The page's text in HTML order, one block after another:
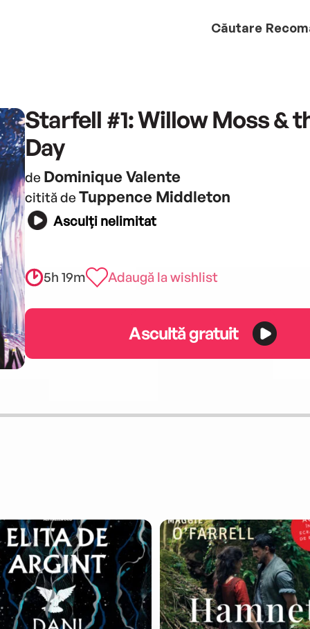
Căutare
Starfell #1: Willow Moss &
Day
de Dominique Valente
citită de Tuppence Middleton
Asculți nelimitat
5h 19m Adaugă la wishlist
Ascultă gratuit